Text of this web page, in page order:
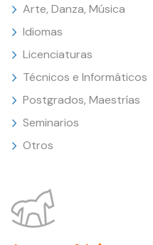
Arte, Danza, Música
Idiomas
Licenciaturas
Técnicos e Informáticos
Postgrados, Maestrías
Seminarios
Otros